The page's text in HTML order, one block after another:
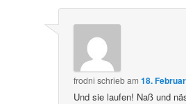
frodni schriebam18.
Und sie laufen! Naß und